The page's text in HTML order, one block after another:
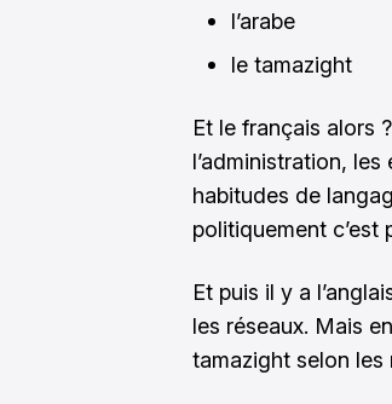
l’arabe
le tamazight
Et le français alors
l’administration,
habitudes de
politiquement c’est
Et puis il y a
les réseaux. Mais
tamazight selon les